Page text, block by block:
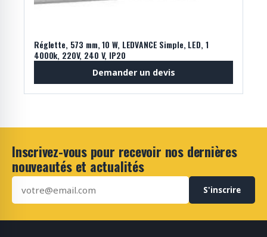
Réglette, 573 mm, 10 W, LEDVANCE Simple, LED, 1
4000k, 220V, 240 V, IP20
Demander un devis
Inscrivez-vous pour recevoir nos dernières
nouveautés et actualités
S'inscrire